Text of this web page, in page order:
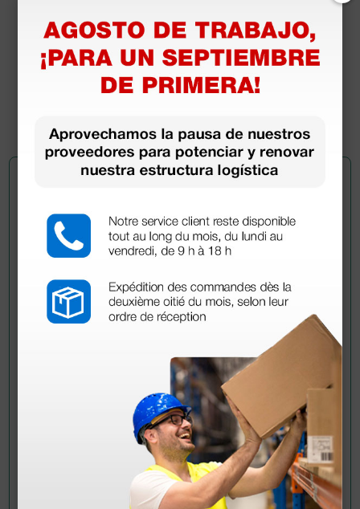
seguridad de acero inox n. 15
3,32 € 4,15 €
(Precio sin IVA)
Pregúntale a un colega
¿Todavía tienes alguna duda? ¿Necesitas más
Envía ahora mismo tu pregunta a los colegas que ya
han adquirido este producto.